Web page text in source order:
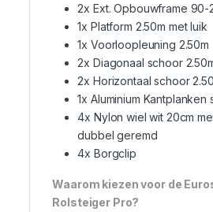
2x Ext. Opbouwframe
1x Platform 2.50m met luik
1x Voorloopleuning 2.50m
2x Diagonaal schoor
2x Horizontaal schoor
1x Aluminium Kantplanken
4x Nylon wiel wit 20cm
dubbel geremd
4x Borgclip
Waarom kiezen voor de
Rolsteiger Pro?